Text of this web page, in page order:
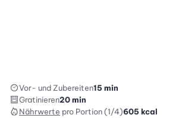
Vor- und Zubereiten15 min
Gratinieren20 min
Nährwerte pro Portion (1/4)605 kcal